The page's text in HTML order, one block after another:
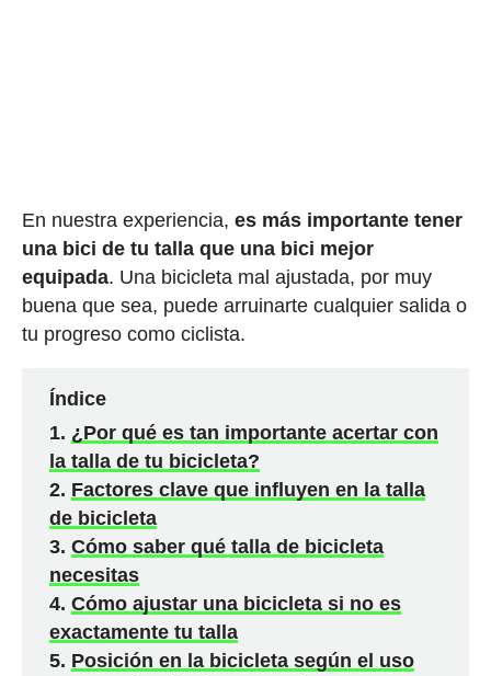
En nuestra experiencia, es más importante tener
una bici de tu talla que una bici mejor
equipada. Una bicicleta mal ajustada, por muy
buena que sea, puede arruinarte cualquier salida o
tu progreso como ciclista.
Índice
¿Por qué es tan importante acertar con
la talla de tu bicicleta?
Factores clave que influyen en la talla
de bicicleta
Cómo saber qué talla de bicicleta
necesitas
Cómo ajustar una bicicleta si no es
exactamente tu talla
Posición en la bicicleta según el uso